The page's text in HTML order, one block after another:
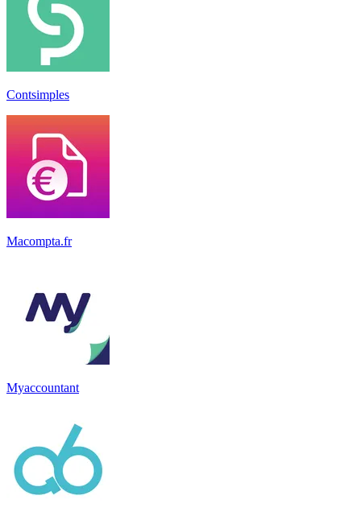
Contsimples
Macompta.fr
Myaccountant